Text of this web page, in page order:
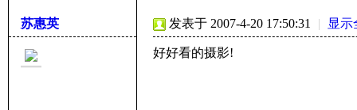
苏惠英 发表于 2007-4-20 17:50:31 | 显示
好好看的摄影!